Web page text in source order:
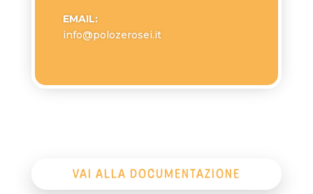
EMAIL:
info@polozerosei.it
VAI ALLA DOCUMENTAZIONE